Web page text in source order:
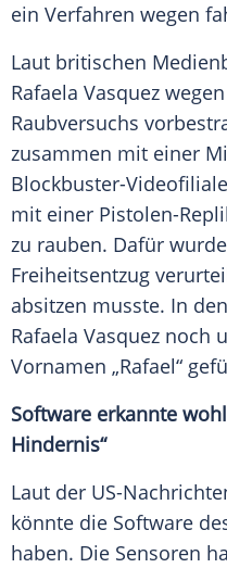
ein Verfahren wegen
Laut britischen
Rafaela Vasquez
Raubversuchs
zusammen mit einer
Blockbuster-
mit einer Pistolen-
zu rauben. Dafür
Freiheitsentzug
absitzen musste. In
Rafaela Vasquez noch
Vornamen „Rafael“
Software erkannte
Hindernis“
Laut der US-
könnte die Software
haben. Die Sensoren